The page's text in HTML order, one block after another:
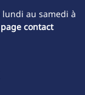
au samedi à
contact